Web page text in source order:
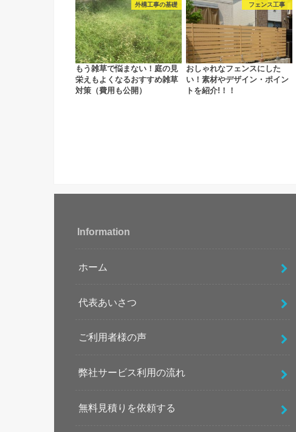
外構工事の基礎
もう雑草で悩まない！庭の見
栄えもよくなるおすすめ雑草
対策（費用も公開）
フェンス工事
おしゃれなフェンスにした
い！素材やデザイン・ポイン
トを紹介!！！
Information
ホーム
代表あいさつ
ご利用者様の声
弊社サービス利用の流れ
無料見積りを依頼する